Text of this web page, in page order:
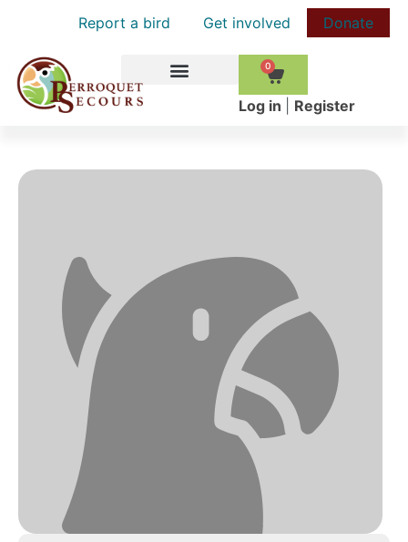
Report a bird Get involved Donate
0
Log in Register